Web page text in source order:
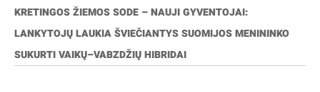
KRETINGOS ŽIEMOS SODE – NAUJI GYVENTOJAI:
LANKYTOJŲ LAUKIA ŠVIEČIANTYS SUOMIJOS MENININKO
SUKURTI VAIKŲ–VABZDŽIŲ HIBRIDAI